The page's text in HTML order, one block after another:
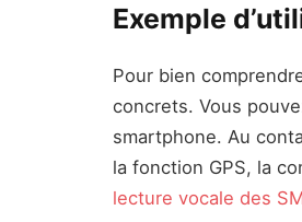
Exemple
Pour bien
concrets. Vous
smartphone. Au
la fonction GPS, la
lecture vocale des